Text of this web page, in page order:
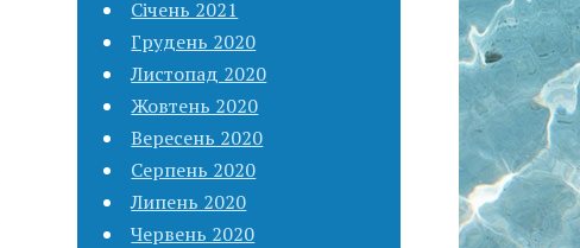
Січень 2021
Грудень 2020
Листопад 2020
Жовтень 2020
Вересень 2020
Серпень 2020
Липень 2020
Червень 2020